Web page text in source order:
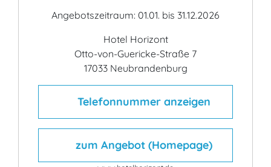
Angebotszeitraum: 01.01. bis 31.12.2026
Hotel Horizont
Otto-von-Guericke-Straße 7
17033 Neubrandenburg
Telefonnummer anzeigen
zum Angebot (Homepage)